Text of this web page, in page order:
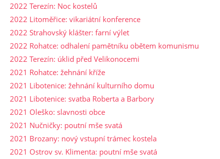
2022 Terezín: Noc kostelů
2022 Litoměřice: vikariátní konference
2022 Strahovský klášter: farní výlet
2022 Rohatce: odhalení pamětníku obětem komunismu
2022 Terezín: úklid před Velikonocemi
2021 Rohatce: žehnání kříže
2021 Libotenice: žehnání kulturního domu
2021 Libotenice: svatba Roberta a Barbory
2021 Oleško: slavnosti obce
2021 Nučničky: poutní mše svatá
2021 Brozany: nový vstupní trámec kostela
2021 Ostrov sv. Klimenta: poutní mše svatá